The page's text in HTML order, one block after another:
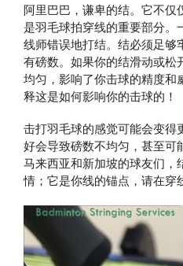
阿里巴巴，谦卑的结。它不仅
是羽毛球拍穿线的重要部分
线师错误地打结。结必须足够
有磅数。如果你的结滑动或松
均匀，影响了你击球的精度和
释这是如何影响你的击球的！
击打羽毛球的感觉可能会变得
好会导致磅数不均匀，甚至可
马来西亚和新加坡的球友们，
情；它是你线的锚点，请在穿